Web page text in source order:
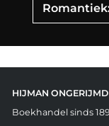
HIJMAN ONGERIJMD
Boekhandel sinds